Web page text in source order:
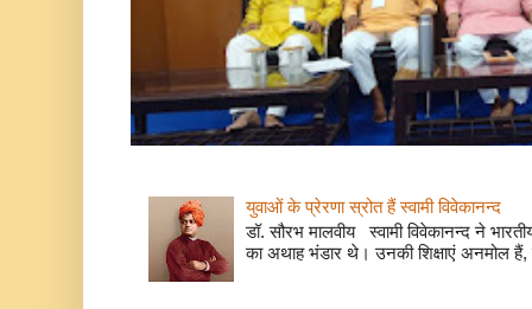
युवाओं के प्रेरणा स्रोत हैं स्वामी विवेकानन्द
डॉ. सौरभ मालवीय स्वामी विवेकानन्द ने
का अथाह भंडार थे। उनकी शिक्षाएं अनमोल हैं,